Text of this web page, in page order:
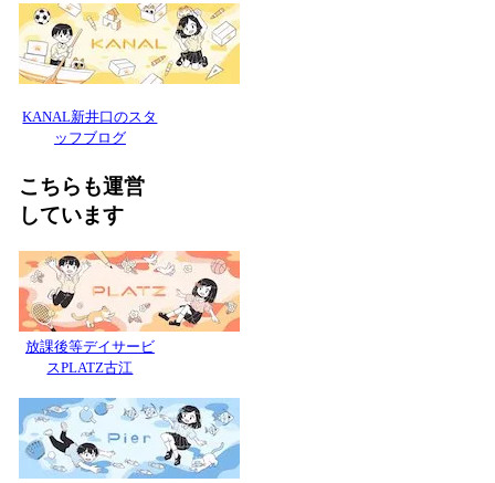
KANAL新井口のスタ
ッフブログ
こちらも運営
しています
放課後等デイサービ
スPLATZ古江